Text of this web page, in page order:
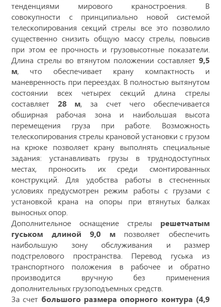
тенденциями мирового краностроения. В
совокупности с принципиально новой системой
телескопирования секций стрелы все это позволило
существенно снизить общую массу стрелы, повысив
при этом ее прочность и грузовысотные показатели.
Длина стрелы во втянутом положении составляет 9,5
м, что обеспечивает крану компактность и
маневренность при переездах. В полностью вытянутом
состоянии всех четырех секций длина стрелы
составляет 28 м, за счет чего обеспечивается
обширная рабочая зона и наибольшая высота
перемещения груза при работе. Возможность
телескопирования стрелы крановой установки с грузом
на крюке позволяет крану выполнять специальные
задания: устанавливать грузы в труднодоступных
местах, проносить их среди смонтированных
конструкций. Для удобства работы в стесненных
условиях предусмотрен режим работы с грузами с
установкой крана на опоры при втянутых балках
выносных опор.
Дополнительное оснащение стрелы решетчатым
гуськом длиной 9,0 м позволяет обеспечить
наибольшую зону обслуживания и размер
подстрелового пространства. Перевод гуська из
транспортного положения в рабочее и обратно
производится вручную без применения
дополнительных грузоподъемных средств.
За счет большого размера опорного контура (4,9